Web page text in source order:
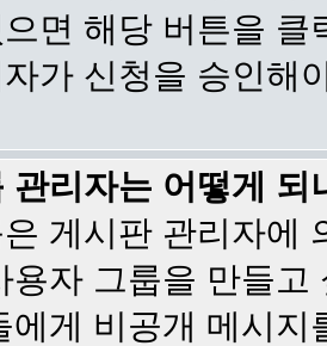
면 해당 버튼을
가 신청을 승인해
관리자는 어떻게 되
게시판 관리자에
용자 그룹을 만들
에게 비공개 메시지